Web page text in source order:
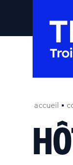
accueil